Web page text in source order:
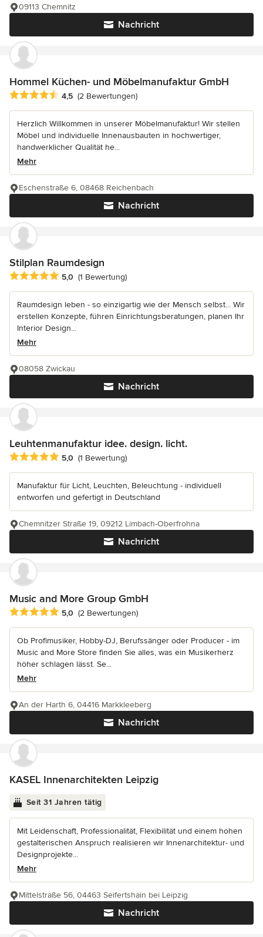
Nachricht
09113 Chemnitz
Hommel Küchen- und Möbelmanufaktur GmbH
Durchschnittliche Bewertung: 4.5 von 5 Sternen
4,5 (2 Bewertungen)
Herzlich Willkommen in unserer Möbelmanufaktur! Wir stellen
Möbel und individuelle Innenausbauten in hochwertiger,
handwerklicher Qualität he...
Mehr
Nachricht
Eschenstraße 6, 08468 Reichenbach
Stilplan Raumdesign
Durchschnittliche Bewertung: 5 von 5 Sternen
5,0 (1 Bewertung)
Raumdesign leben - so einzigartig wie der Mensch selbst... Wir
erstellen Konzepte, führen Einrichtungsberatungen, planen Ihr
Interior Design...
Mehr
Nachricht
08058 Zwickau
Leuhtenmanufaktur idee. design. licht.
Durchschnittliche Bewertung: 5 von 5 Sternen
5,0 (1 Bewertung)
Manufaktur für Licht, Leuchten, Beleuchtung - individuell
entworfen und gefertigt in Deutschland
Nachricht
Chemnitzer Straße 19, 09212 Limbach-Oberfrohna
Music and More Group GmbH
Durchschnittliche Bewertung: 5 von 5 Sternen
5,0 (2 Bewertungen)
Ob Profimusiker, Hobby-DJ, Berufssänger oder Producer - im
Music and More Store finden Sie alles, was ein Musikerherz
höher schlagen lässt. Se...
Mehr
Nachricht
An der Harth 6, 04416 Markkleeberg
KASEL Innenarchitekten Leipzig
Seit 31 Jahren tätig
Mit Leidenschaft, Professionalität, Flexibilität und einem hohen
gestalterischen Anspruch realisieren wir Innenarchitektur- und
Designprojekte...
Mehr
Nachricht
Mittelstraße 56, 04463 Seifertshain bei Leipzig